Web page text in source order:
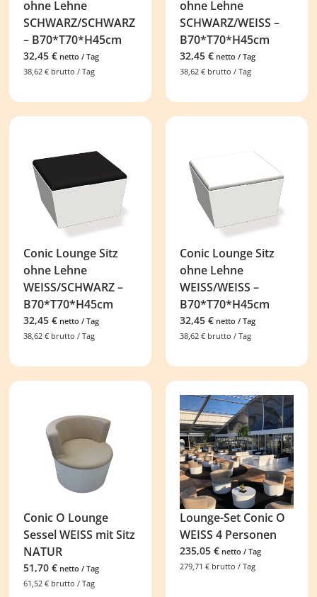
ohne Lehne
SCHWARZ/SCHWARZ
– B70*T70*H45cm
32,45€ netto / Tag
38,62€ brutto / Tag
ohne Lehne
SCHWARZ/WEISS –
B70*T70*H45cm
32,45 € netto / Tag
38,62 € brutto / Tag
Conic Lounge Sitz
ohne Lehne
WEISS/SCHWARZ –
B70*T70*H45cm
32,45€ netto / Tag
38,62€ brutto / Tag
Conic Lounge Sitz
ohne Lehne
WEISS/WEISS –
B70*T70*H45cm
32,45 € netto / Tag
38,62 € brutto / Tag
Conic O Lounge
Sessel WEISS mit Sitz
NATUR
51,70€ netto / Tag
61,52€ brutto / Tag
Lounge-Set Conic O
WEISS 4 Personen
235,05 € netto / Tag
279,71 € brutto / Tag